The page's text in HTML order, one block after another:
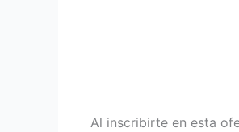
Al inscribirte en esta